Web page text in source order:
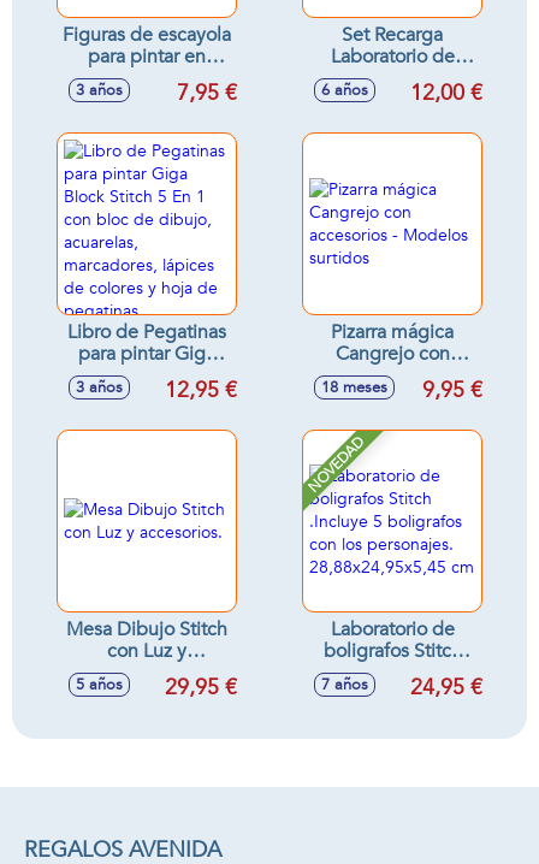
Figuras de escayola
para pintar en
maletin con
pinturas 25x19 cm -
3 años 7,95 €
Set Recarga
Laboratorio de
Rotuladores
Olorosos Neón
6 años 12,00 €
Libro de Pegatinas
para pintar Giga
Block Stitch 5 En 1
con bloc de dibujo,
3 años 12,95 €
Pizarra mágica
Cangrejo con
accesorios -
Modelos surtidos
18 meses 9,95 €
Mesa Dibujo Stitch
con Luz y
accesorios.
5 años 29,95 €
NOVEDAD
Laboratorio de
boligrafos Stitch
.Incluye 5
boligrafos con los
28,88x24,95x5,45
7 años 24,95 €
REGALOS AVENIDA